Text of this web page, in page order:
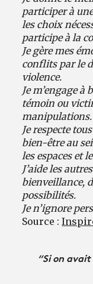
participer à
les choix
participe à la
Je gère mes
conflits par le
violence.
Je m’engage
témoin ou
manipulations.
Je respecte
bien-être au
les espaces et
J’aide les
bienveillance,
possibilités.
Je n’ignore
Source :
“Si on